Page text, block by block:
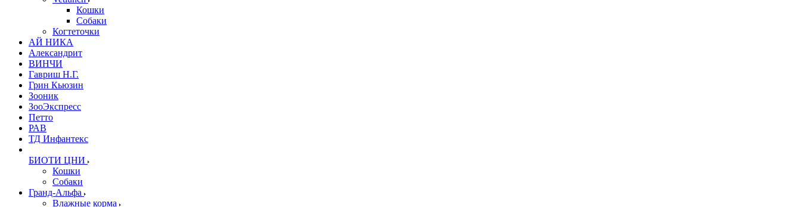
Кошки
Собаки
Когтеточки
АЙ НИКА
Александрит
ВИНЧИ
Гавриш Н.Г.
Грин Кьюзин
Зооник
ЗооЭкспресс
Петто
РАВ
ТД Инфантекс
БИОТИ ЦНИ
Кошки
Собаки
Гранд-Альфа
Влажные корма